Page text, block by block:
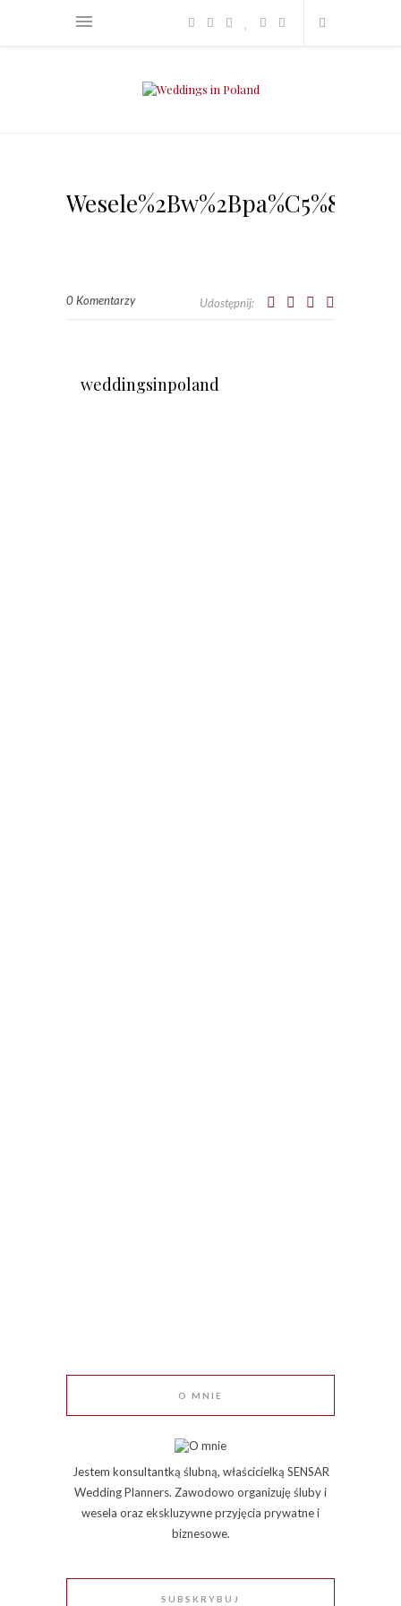
0 Komentarzy Udostępnij:
weddingsinpoland
O MNIE
Jestem konsultantką ślubną, właścicielką SENSAR
Wedding Planners. Zawodowo organizuję śluby i
wesela oraz ekskluzywne przyjęcia prywatne i
biznesowe.
SUBSKRYBUJ